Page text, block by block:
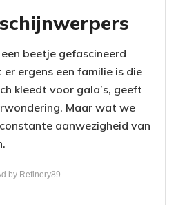
beetje gefascineerd
ergens een familie is die
kleedt voor gala’s, geeft
Maar wat we
aanwezigheid van
by Refinery89